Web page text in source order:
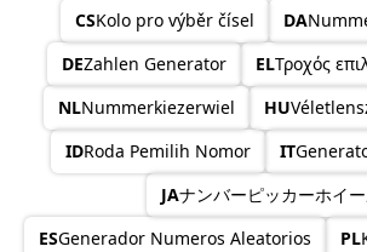
CSKolo pro výběr čísel DA
DEZahlen Generator ELΤροχός
NLNummerkiezerwiel HU
IDRoda Pemilih Nomor IT
JAナンバーピッカーホイ
ESGenerador Numeros Aleatorios PL